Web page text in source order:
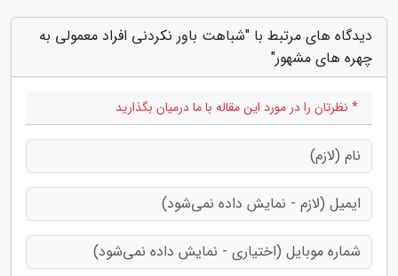
دیدگاه های مرتبط با "شباهت باور نکردنی افراد معمولی به
چهره های مشهور"
* نظرتان را در مورد این مقاله با ما درمیان بگذارید